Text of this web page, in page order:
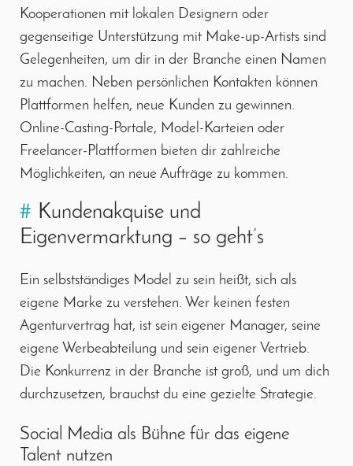
Kooperationen mit lokalen Designern oder
gegenseitige Unterstützung mit Make-up-Artists sind
Gelegenheiten, um dir in der Branche einen Namen
zu machen. Neben persönlichen Kontakten können
Plattformen helfen, neue Kunden zu gewinnen.
Online-Casting-Portale, Model-Karteien oder
Freelancer-Plattformen bieten dir zahlreiche
Möglichkeiten, an neue Aufträge zu kommen.
# Kundenakquise und
Eigenvermarktung – so geht’s
Ein selbstständiges Model zu sein heißt, sich als
eigene Marke zu verstehen. Wer keinen festen
Agenturvertrag hat, ist sein eigener Manager, seine
eigene Werbeabteilung und sein eigener Vertrieb.
Die Konkurrenz in der Branche ist groß, und um dich
durchzusetzen, brauchst du eine gezielte Strategie.
Social Media als Bühne für das eigene
Talent nutzen